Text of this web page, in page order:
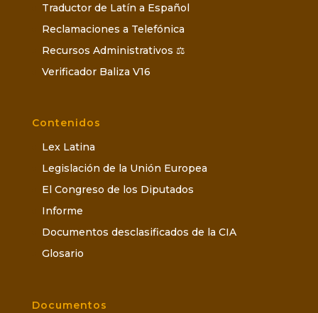
Traductor de Latín a Español
Reclamaciones a Telefónica
Recursos Administrativos ⚖️
Verificador Baliza V16
Contenidos
Lex Latina
Legislación de la Unión Europea
El Congreso de los Diputados
Informe
Documentos desclasificados de la CIA
Glosario
Documentos